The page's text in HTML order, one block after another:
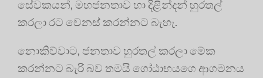
සේවකයන්, මහජනතාව හා දිළින්දන් හුරතල්
කරලා රට වෙනස් කරන්නට බැහැ.
නොකිව්වාට, ජනතාව හුරතල් කරලා මේක
කරන්නට බැරි බව තමයි ගෝඨාභයගෙ ආගමනය